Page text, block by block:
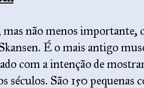
não menos importante,
É o mais antigo
com a intenção de
séculos. São 150